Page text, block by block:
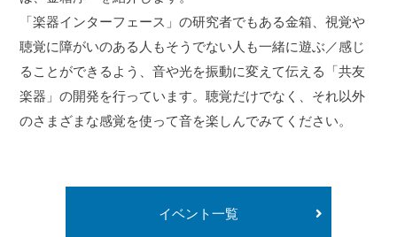
「楽器インターフェース」の研究者でもある金箱、視覚や
聴覚に障がいのある人もそうでない人も一緒に遊ぶ／感じ
ることができるよう、音や光を振動に変えて伝える「共友
楽器」の開発を行っています。聴覚だけでなく、それ以外
のさまざまな感覚を使って音を楽しんでみてください。
イベント一覧